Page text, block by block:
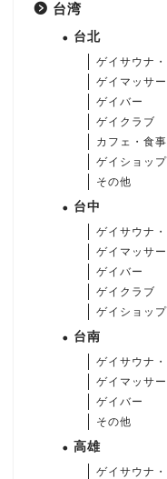
台湾
台北
ゲイサウナ
ゲイマッサ
ゲイバー
ゲイクラブ
カフェ・食事
ゲイショップ
その他
台中
ゲイサウナ
ゲイマッサ
ゲイバー
ゲイクラブ
ゲイショップ
台南
ゲイサウナ
ゲイマッサ
ゲイバー
その他
高雄
ゲイサウナ